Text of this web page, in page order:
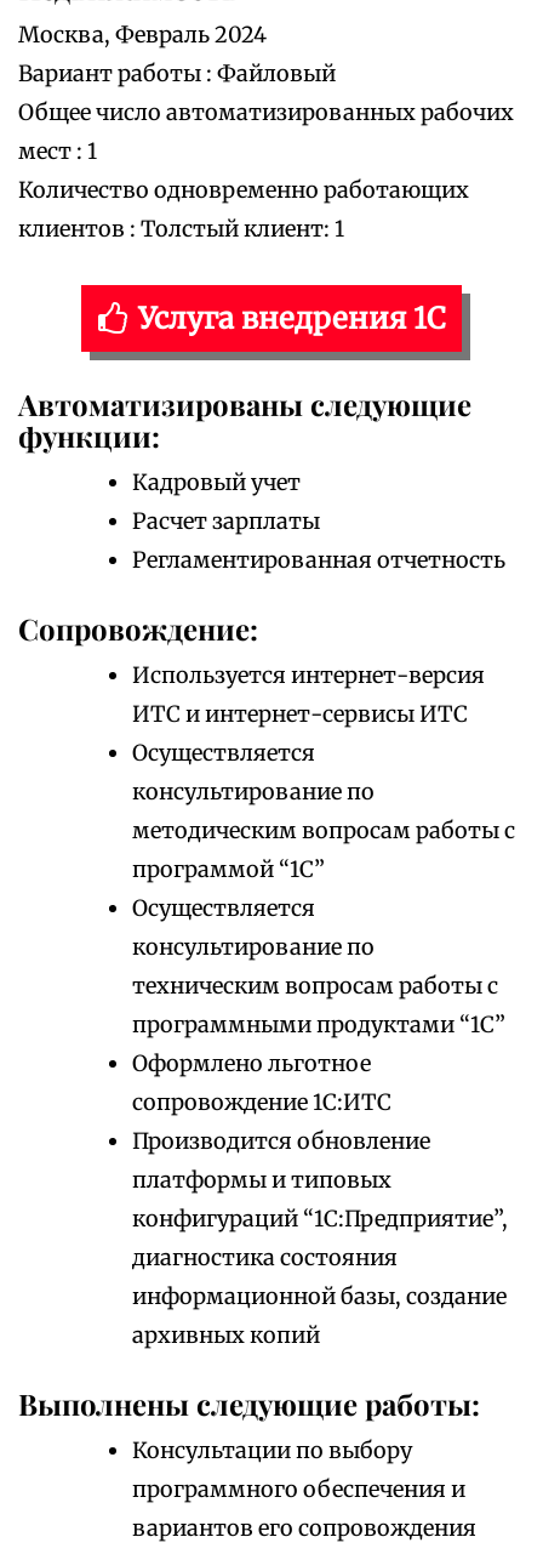
Москва, Февраль 2024
Вариант работы : Файловый
Общее число автоматизированных рабочих
мест : 1
Количество одновременно работающих
клиентов : Толстый клиент: 1
Услуга внедрения 1С
Автоматизированы следующие
функции:
Кадровый учет
Расчет зарплаты
Регламентированная отчетность
Сопровождение:
Используется интернет-версия
ИТС и интернет-сервисы ИТС
Осуществляется
консультирование по
методическим вопросам работы с
программой “1С”
Осуществляется
консультирование по
техническим вопросам работы с
программными продуктами “1С”
Оформлено льготное
сопровождение 1С:ИТС
Производится обновление
платформы и типовых
конфигураций “1С:Предприятие”,
диагностика состояния
информационной базы, создание
архивных копий
Выполнены следующие работы:
Консультации по выбору
программного обеспечения и
вариантов его сопровождения